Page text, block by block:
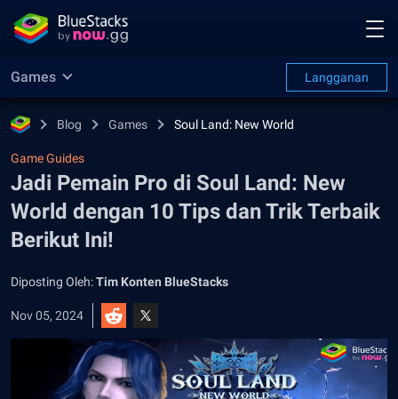
Games Langganan
Blog Games Soul Land: New World
Game Guides
Jadi Pemain Pro di Soul Land: New
World dengan 10 Tips dan Trik Terbaik
Berikut Ini!
Diposting Oleh:Tim Konten BlueStacks
Nov 05, 2024